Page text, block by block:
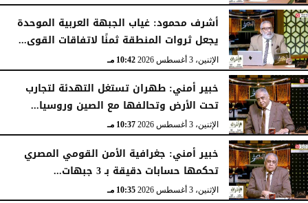
أشرف محمود: غياب الجبهة العربية الموحدة
يجعل ثروات المنطقة ثمنًا لاتفاقات القوى...
الإثنين، 3 أغسطس 2026 10:42 مـ
خبير أمني: طهران تستغل التهدئة لتجارب
تحت الأرض وتحالفها مع الصين وروسيا...
الإثنين، 3 أغسطس 2026 10:37 مـ
خبير أمني: جغرافية الأمن القومي المصري
تحكمها حسابات دقيقة بـ 3 جبهات...
الإثنين، 3 أغسطس 2026 10:35 مـ